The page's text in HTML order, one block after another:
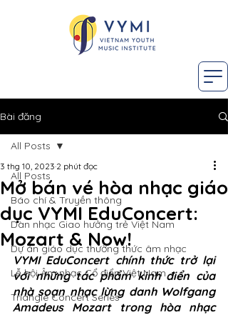
Bài đăng
All Posts
Báo chí & Truyền thông
Dàn nhạc Giao hưởng trẻ Việt Nam
Dự án giáo dục thường thức âm nhạc
Lễ hội Âm nhạc Cổ điển Việt Nam
Triangle Concert Series
All Posts
Mở bán vé hòa nhạc giáo
dục VYMI EduConcert:
Mozart & Now!
3 thg 10, 2023 2 phút đọc
VYMI EduConcert chính thức trở lại
với những tác phẩm kinh điển của
nhà soạn nhạc lừng danh Wolfgang
Amadeus Mozart trong hòa nhạc